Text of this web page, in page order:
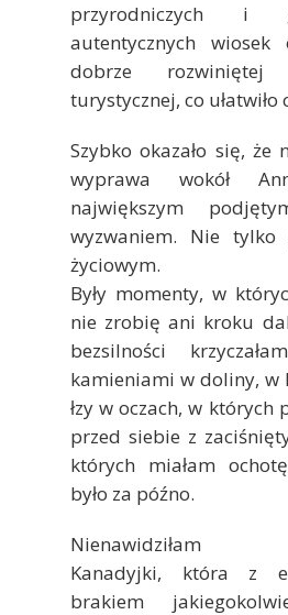
przyrodniczych i
autentycznych
dobrze rozwiniętej
turystycznej, co ułatwiło
Szybko okazało się, że
wyprawa wokół
największym
wyzwaniem. Nie
życiowym.
Były momenty, w
nie zrobię ani kroku
bezsilności
kamieniami w doliny, w
łzy w oczach, w których
przed siebie z
których miałam
było za późno.
Nienawidziłam
Kanadyjki, która z
brakiem